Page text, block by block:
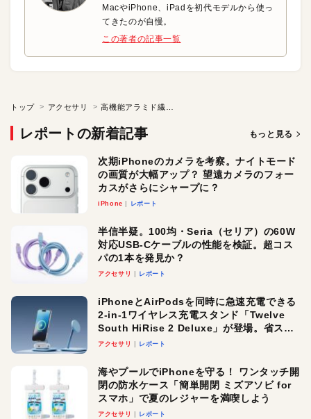
MacやiPhone、iPadを初代モデルから使っ
てきたのが自慢。
この著者の記事一覧
トップ アクセサリ 高機能アラミド繊維を採用したiPhone 11 Pro 用ケース
レポートの新着記事 もっと見る
次期iPhoneのカメラを考察。ナイトモード
の画質が大幅アップ？ 望遠カメラのフォー
カスがさらにシャープに？
iPhone レポート
半信半疑。100均・Seria（セリア）の60W
対応USB-Cケーブルの性能を検証。超コス
パの1本を発見か？
アクセサリ レポート
iPhoneとAirPodsを同時に急速充電できる
2-in-1ワイヤレス充電スタンド「Twelve
South HiRise 2 Deluxe」が登場。省スペ
ースでおしゃれに充電したい人にオスス
アクセサリ レポート
海やプールでiPhoneを守る！ ワンタッチ開
閉の防水ケース「簡単開閉 ミズアソビ for
スマホ」で夏のレジャーを満喫しよう
アクセサリ レポート